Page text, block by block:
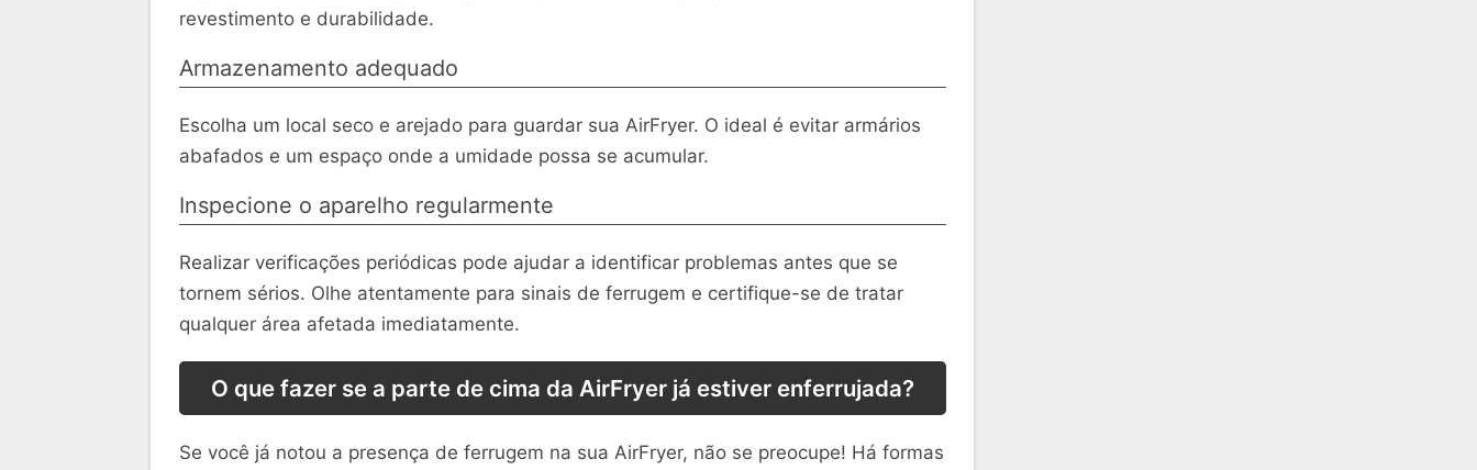
revestimento e durabilidade.
Armazenamento adequado
Escolha um local seco e arejado para guardar sua AirFryer. O ideal é evitar armários
abafados e um espaço onde a umidade possa se acumular.
Inspecione o aparelho regularmente
Realizar verificações periódicas pode ajudar a identificar problemas antes que se
tornem sérios. Olhe atentamente para sinais de ferrugem e certifique-se de tratar
qualquer área afetada imediatamente.
O que fazer se a parte de cima da AirFryer já estiver enferrujada?
Se você já notou a presença de ferrugem na sua AirFryer, não se preocupe! Há formas